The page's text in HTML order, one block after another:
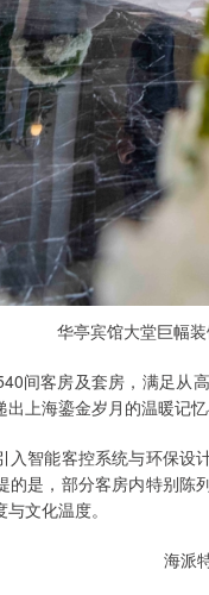
华亭宾馆大堂巨幅
间客房及套房，满足从
上海鎏金岁月的温暖记忆
入智能客控系统与环保设
的是，部分客房内特别
文化温度。
海派